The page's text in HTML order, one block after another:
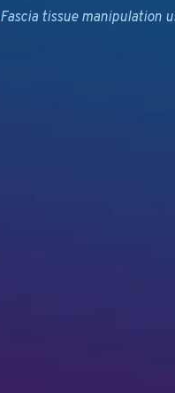
Fascia tissue manipulation